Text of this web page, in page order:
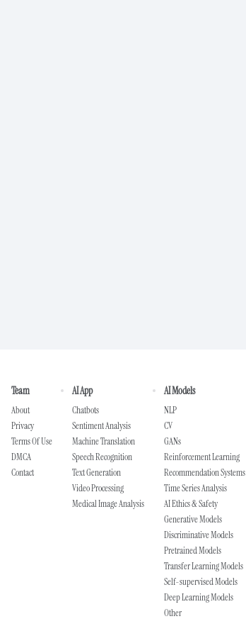
Team
About
Privacy
Terms Of Use
DMCA
Contact
AI App
Chatbots
Sentiment Analysis
Machine Translation
Speech Recognition
Text Generation
Video Processing
Medical Image Analysis
AI Models
NLP
CV
GANs
Reinforcement Learning
Recommendation Systems
Time Series Analysis
AI Ethics & Safety
Generative Models
Discriminative Models
Pretrained Models
Transfer Learning Models
Self-supervised Models
Deep Learning Models
Other